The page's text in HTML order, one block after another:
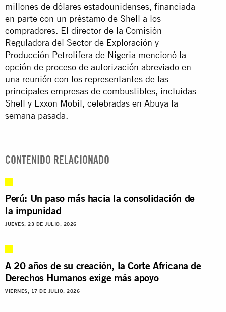
millones de dólares estadounidenses, financiada
en parte con un préstamo de Shell a los
compradores. El director de la Comisión
Reguladora del Sector de Exploración y
Producción Petrolífera de Nigeria mencionó la
opción de proceso de autorización abreviado en
una reunión con los representantes de las
principales empresas de combustibles, incluidas
Shell y Exxon Mobil, celebradas en Abuya la
semana pasada.
CONTENIDO RELACIONADO
Perú: Un paso más hacia la consolidación de
la impunidad
JUEVES, 23 DE JULIO, 2026
A 20 años de su creación, la Corte Africana de
Derechos Humanos exige más apoyo
VIERNES, 17 DE JULIO, 2026